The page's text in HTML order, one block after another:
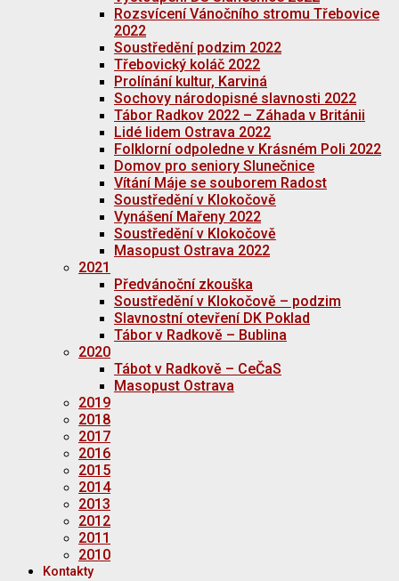
Rozsvícení Vánočního stromu Třebovice
2022
Soustředění podzim 2022
Třebovický koláč 2022
Prolínání kultur, Karviná
Sochovy národopisné slavnosti 2022
Tábor Radkov 2022 – Záhada v Británii
Lidé lidem Ostrava 2022
Folklorní odpoledne v Krásném Poli 2022
Domov pro seniory Slunečnice
Vítání Máje se souborem Radost
Soustředění v Klokočově
Vynášení Mařeny 2022
Soustředění v Klokočově
Masopust Ostrava 2022
2021
Předvánoční zkouška
Soustředění v Klokočově – podzim
Slavnostní otevření DK Poklad
Tábor v Radkově – Bublina
2020
Tábot v Radkově – CeČaS
Masopust Ostrava
2019
2018
2017
2016
2015
2014
2013
2012
2011
2010
Kontakty